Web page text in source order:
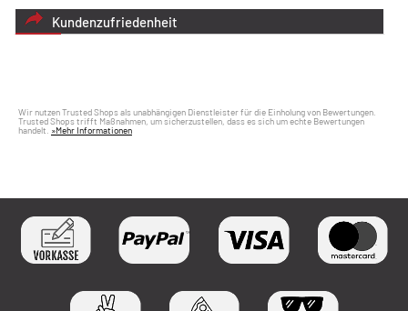
Kundenzufriedenheit
Wir nutzen Trusted Shops als unabhängigen Dienstleister für die Einholung von Bewertungen.
Trusted Shops trifft Maßnahmen, um sicherzustellen, dass es sich um echte Bewertungen
handelt. »Mehr Informationen